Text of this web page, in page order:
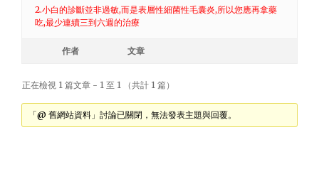
2.小白的診斷並非過敏,而是表層性細菌性毛囊炎,所以您應再拿藥
吃,最少連續三到六週的治療
作者 文章
正在檢視 1 篇文章 - 1 至 1 （共計 1 篇）
「@ 舊網站資料」討論已關閉，無法發表主題與回覆。